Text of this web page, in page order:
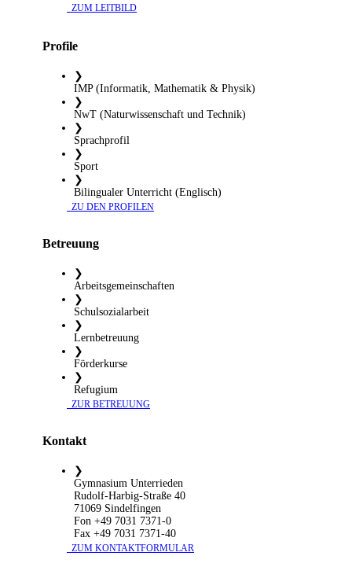
​ ZUM LEITBILD
Profile
❯
IMP (Informatik, Mathematik & Physik)
❯
NwT (Naturwissenschaft und Technik)
❯
Sprachprofil
❯
Sport
❯
Bilingualer Unterricht (Englisch)
​ ZU DEN PROFILEN
Betreuung
❯
Arbeitsgemeinschaften
❯
Schulsozialarbeit
❯
Lernbetreuung
❯
Förderkurse
❯
Refugium
​ ZUR BETREUUNG
Kontakt
❯
Gymnasium Unterrieden
Rudolf-Harbig-Straße 40
71069 Sindelfingen
Fon +49 7031 7371-0
Fax +49 7031 7371-40
​ ZUM KONTAKTFORMULAR